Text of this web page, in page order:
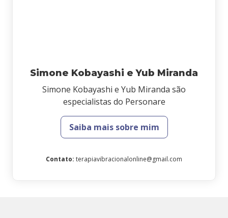
Simone Kobayashi e Yub Miranda
Simone Kobayashi e Yub Miranda são
especialistas do Personare
Saiba mais sobre mim
Contato: terapiavibracionalonline@gmail.com